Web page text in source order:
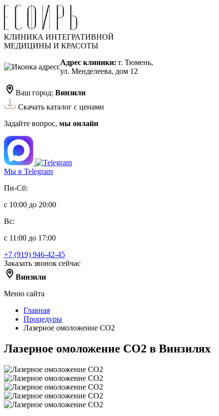
КЛИНИКА ИНТЕГРАТИВНОЙ
МЕДИЦИНЫ И КРАСОТЫ
Адрес клиники: г. Тюмень,
ул. Менделеева, дом 12
Ваш город: Винзили
Скачать каталог с ценами
Задайте вопрос, мы онлайн
Мы в Telegram
Пн-Сб:
с 10:00 до 20:00
Вс:
с 11:00 до 17:00
+7 (919) 946-42-45
Заказать звонок сейчас
Винзили
Меню сайта
Главная
Процедуры
Лазерное омоложение CO2
Лазерное омоложение CO2 в Винзилях